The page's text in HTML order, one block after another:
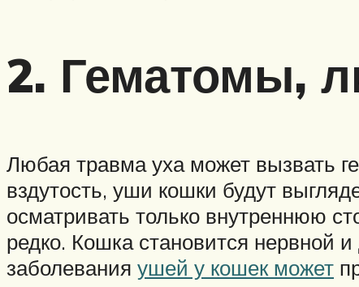
2. Гематомы,
Любая травма уха может вызвать
вздутость, уши кошки будут
осматривать только внутреннюю
редко. Кошка становится нервной
заболевания ушей у кошек может